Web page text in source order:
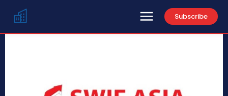
Subscribe